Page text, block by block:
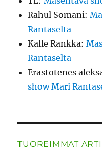
Rahul Somani:
Rantaselta
Kalle Rankka:
Rantaselta
Erastotenes
show Mari
TUOREIMMAT